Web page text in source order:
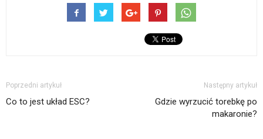
Poprzedni artykuł
Co to jest układ ESC?
Następny artykuł
Gdzie wyrzucić torebkę po
makaronie?